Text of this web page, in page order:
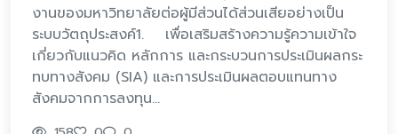
งานของมหาวิทยาลัยต่อผู้มีส่วนได้ส่วนเสียอย่างเป็น
ระบบวัตถุประสงค์1. เพื่อเสริมสร้างความรู้ความเข้าใจ
เกี่ยวกับแนวคิด หลักการ และกระบวนการประเมินผลกระ
ทบทางสังคม (SIA) และการประเมินผลตอบแทนทาง
สังคมจากการลงทุน…